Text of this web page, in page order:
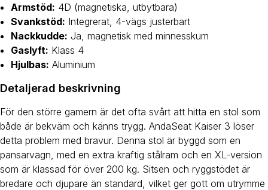
Armstöd: 4D (magnetiska, utbytbara)
Svankstöd: Integrerat, 4-vägs justerbart
Nackkudde: Ja, magnetisk med minnesskum
Gaslyft: Klass 4
Hjulbas: Aluminium
Detaljerad beskrivning
För den större gamern är det ofta svårt att hitta en stol som
både är bekväm och känns trygg. AndaSeat Kaiser 3 löser
detta problem med bravur. Denna stol är byggd som en
pansarvagn, med en extra kraftig stålram och en XL-version
som är klassad för över 200 kg. Sitsen och ryggstödet är
bredare och djupare än standard, vilket ger gott om utrymme